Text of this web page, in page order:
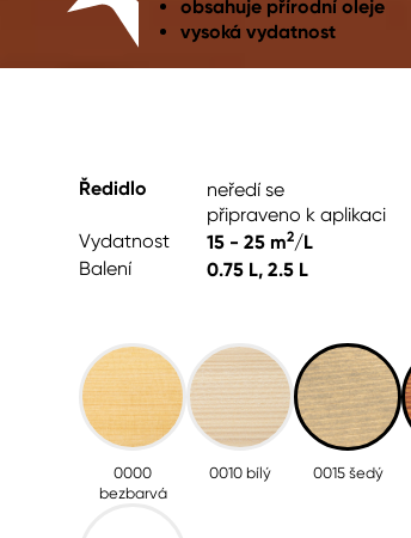
obsahuje přírodní oleje
vysoká vydatnost
Ředidlo
neředí se
připraveno k aplikaci
Vydatnost
15 - 25 m2/L
Balení
0.75 L, 2.5 L
0000
bezbarvá
0010 bílý 0015 šedý